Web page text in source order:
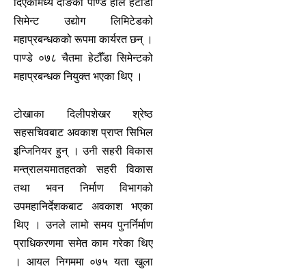
सिमेन्ट उद्योग लिमिटेडको
महाप्रबन्धकको रूपमा कार्यरत छन् ।
पाण्डे ०७८ चैतमा हेटौँडा सिमेन्टको
महाप्रबन्धक नियुक्त भएका थिए ।
टोखाका दिलीपशेखर श्रेष्ठ
सहसचिवबाट अवकाश प्राप्त सिभिल
इन्जिनियर हुन् । उनी सहरी विकास
मन्त्रालयमातहतको सहरी विकास
तथा भवन निर्माण विभागको
उपमहानिर्देशकबाट अवकाश भएका
थिए । उनले लामो समय पुनर्निर्माण
प्राधिकरणमा समेत काम गरेका थिए
। आयल निगममा ०७५ यता खुला